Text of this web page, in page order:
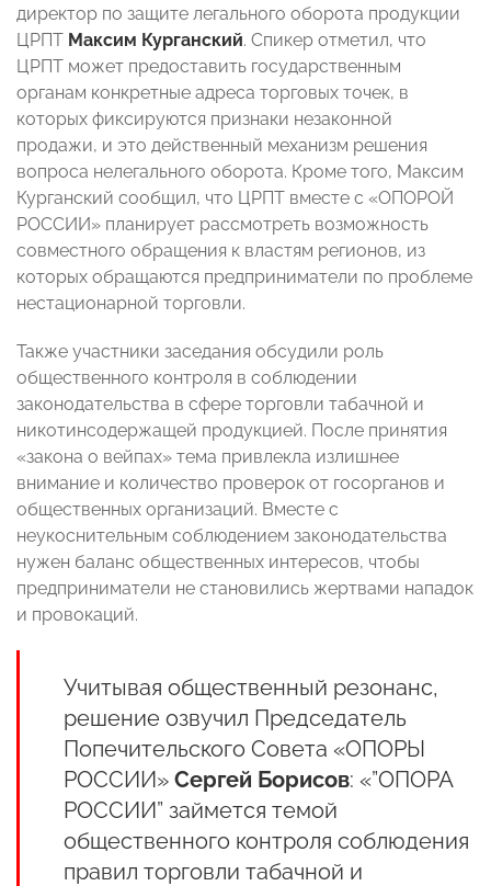
директор по защите легального оборота продукции
ЦРПТ Максим Курганский. Спикер отметил, что
ЦРПТ может предоставить государственным
органам конкретные адреса торговых точек, в
которых фиксируются признаки незаконной
продажи, и это действенный механизм решения
вопроса нелегального оборота. Кроме того, Максим
Курганский сообщил, что ЦРПТ вместе с «ОПОРОЙ
РОССИИ» планирует рассмотреть возможность
совместного обращения к властям регионов, из
которых обращаются предприниматели по проблеме
нестационарной торговли.
Также участники заседания обсудили роль
общественного контроля в соблюдении
законодательства в сфере торговли табачной и
никотинсодержащей продукцией. После принятия
«закона о вейпах» тема привлекла излишнее
внимание и количество проверок от госорганов и
общественных организаций. Вместе с
неукоснительным соблюдением законодательства
нужен баланс общественных интересов, чтобы
предприниматели не становились жертвами нападок
и провокаций.
Учитывая общественный резонанс,
решение озвучил Председатель
Попечительского Совета «ОПОРЫ
РОССИИ» Сергей Борисов: «”ОПОРА
РОССИИ” займется темой
общественного контроля соблюдения
правил торговли табачной и